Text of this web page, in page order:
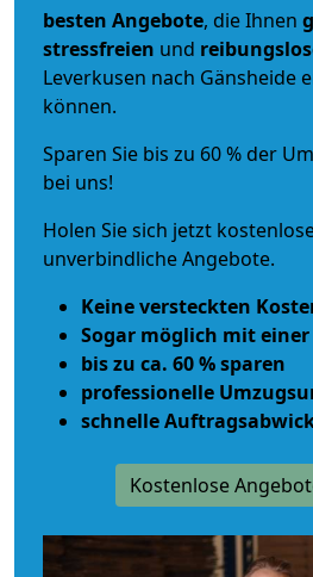
besten Angebote, die Ihnen
stressfreien und
Leverkusen nach Gänsheide
können.
Sparen Sie bis zu 60 % der
bei uns!
Holen Sie sich jetzt
unverbindliche Angebote.
Keine versteckten
Sogar möglich mit
bis zu ca. 60 % sparen
professionelle
schnelle
Kostenlose